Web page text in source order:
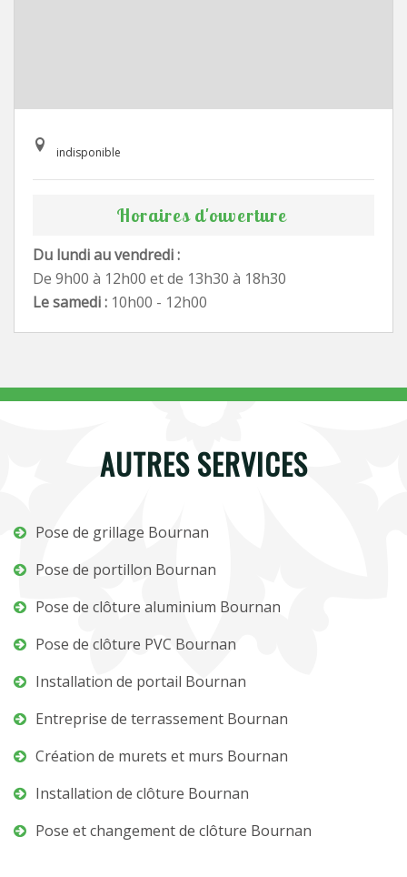
indisponible
Horaires d'ouverture
Du lundi au vendredi :
De 9h00 à 12h00 et de 13h30 à 18h30
Le samedi : 10h00 - 12h00
AUTRES SERVICES
Pose de grillage Bournan
Pose de portillon Bournan
Pose de clôture aluminium Bournan
Pose de clôture PVC Bournan
Installation de portail Bournan
Entreprise de terrassement Bournan
Création de murets et murs Bournan
Installation de clôture Bournan
Pose et changement de clôture Bournan